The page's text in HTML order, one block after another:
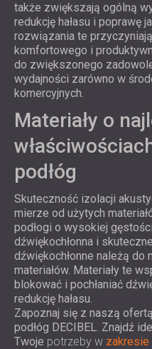
także zwiększają ogólną
redukcję hałasu i poprawę
rozwiązania te
komfortowego i
do zwiększonego
wydajności zarówno w
komercyjnych.
Materiały o
podłóg
Skuteczność izolacji
mierze od użytych
podłogi o wysokiej
dźwiękochłonna i
dźwiękochłonne należą do
materiałów. Materiały te
blokować i pochłaniać
redukcję hałasu.
Zapoznaj się z naszą
podłóg DECIBEL. Znajdź
Twoje potrzeby w zakresie